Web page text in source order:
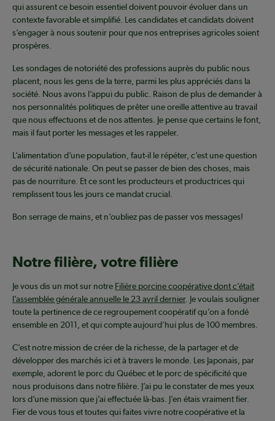
qui assurent ce besoin essentiel doivent pouvoir évoluer dans un
contexte favorable et simplifié. Les candidates et candidats doivent
s’engager à nous soutenir pour que nos entreprises agricoles soient
prospères.
Les sondages de notoriété des professions auprès du public nous
placent, nous les gens de la terre, parmi les plus appréciés dans la
société. Nous avons l’appui du public. Raison de plus de demander à
nos personnalités politiques de prêter une oreille attentive au travail
que nous effectuons et de nos attentes. Je pense que certains le font,
mais il faut porter les messages et les rappeler.
L’alimentation d’une population, faut-il le répéter, c’est une question
de sécurité nationale. On peut se passer de bien des choses, mais
pas de nourriture. Et ce sont les producteurs et productrices qui
remplissent tous les jours ce mandat crucial.
Bon serrage de mains, et n’oubliez pas de passer vos messages!
Notre filière, votre filière
Je vous dis un mot sur notre Filière porcine coopérative dont c’était
l’assemblée générale annuelle le 23 avril dernier. Je voulais souligner
toute la pertinence de ce regroupement coopératif qu’on a fondé
ensemble en 2011, et qui compte aujourd’hui plus de 100 membres.
C’est notre mission de créer de la richesse, de la partager et de
développer des marchés ici et à travers le monde. Les Japonais, par
exemple, adorent le porc du Québec et le porc de spécificité que
nous produisons dans notre filière. J’ai pu le constater de mes yeux
lors d’une mission que j’ai effectuée là-bas. J’en étais vraiment fier.
Fier de vous tous et toutes qui faites vivre notre coopérative et la